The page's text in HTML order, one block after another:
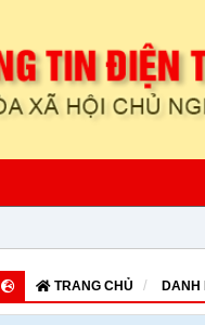
TRANG CHỦ DANH